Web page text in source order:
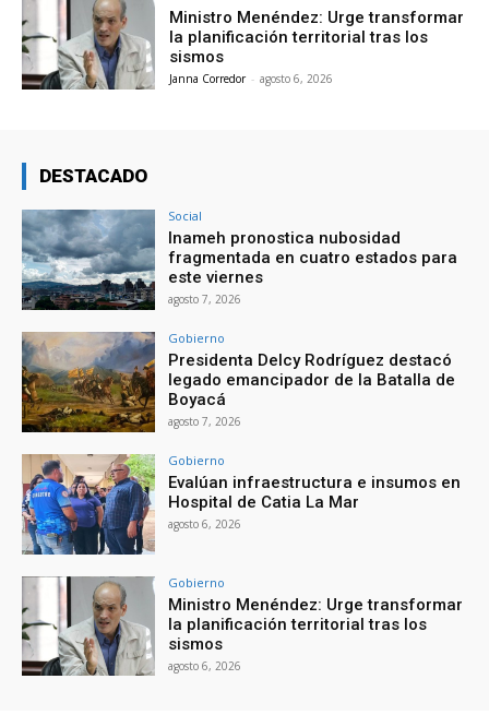
Ministro Menéndez: Urge transformar
la planificación territorial tras los
sismos
Janna Corredor - agosto 6, 2026
DESTACADO
Social
Inameh pronostica nubosidad
fragmentada en cuatro estados para
este viernes
agosto 7, 2026
Gobierno
Presidenta Delcy Rodríguez destacó
legado emancipador de la Batalla de
Boyacá
agosto 7, 2026
Gobierno
Evalúan infraestructura e insumos en
Hospital de Catia La Mar
agosto 6, 2026
Gobierno
Ministro Menéndez: Urge transformar
la planificación territorial tras los
sismos
agosto 6, 2026